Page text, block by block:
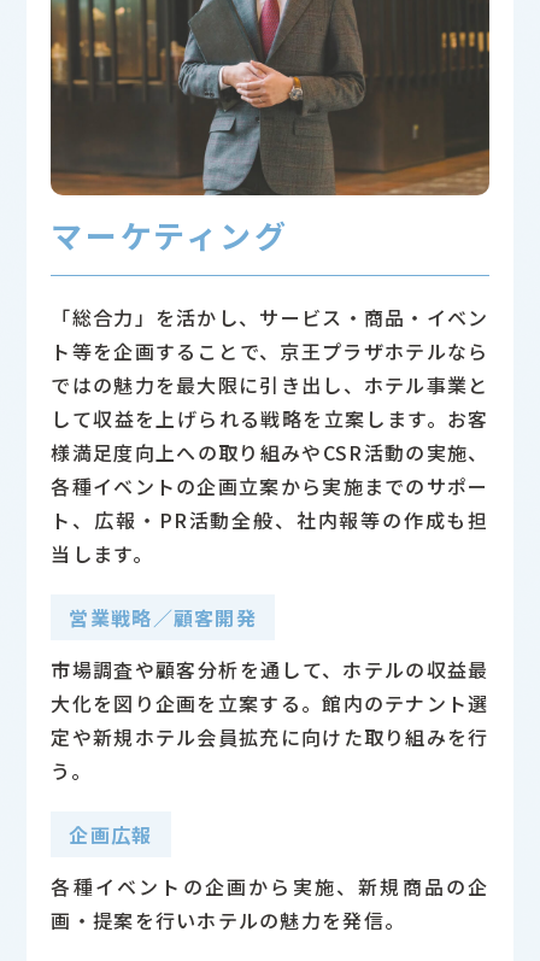
マーケティング
「総合力」を活かし、サービス・商品・イベン
ト等を企画することで、京王プラザホテルなら
ではの魅力を最大限に引き出し、ホテル事業と
して収益を上げられる戦略を立案します。お客
様満足度向上への取り組みやCSR活動の実施、
各種イベントの企画立案から実施までのサポー
ト、広報・PR活動全般、社内報等の作成も担
当します。
営業戦略／顧客開発
市場調査や顧客分析を通して、ホテルの収益最
大化を図り企画を立案する。館内のテナント選
定や新規ホテル会員拡充に向けた取り組みを行
う。
企画広報
各種イベントの企画から実施、新規商品の企
画・提案を行いホテルの魅力を発信。